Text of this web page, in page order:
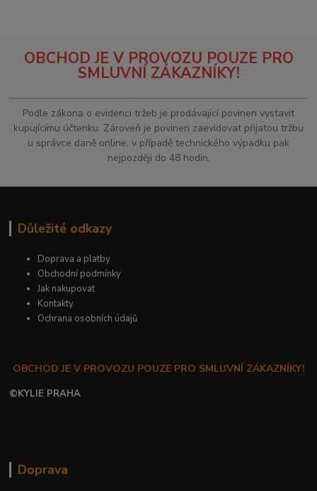
OBCHOD JE V PROVOZU POUZE PRO
SMLUVNÍ ZÁKAZNÍKY!
Podle zákona o evidenci tržeb je prodávající povinen vystavit
kupujícímu účtenku. Zároveň je povinen zaevidovat přijatou tržbu
u správce daně online, v případě technického výpadku pak
nejpozději do 48 hodin.
Důležité odkazy
Doprava a platby
Obchodní podmínky
Jak nakupovat
Kontakty
Ochrana osobních údajů
OBCHOD JE V PROVOZU POUZE PRO SMLUVNÍ ZÁKAZNÍKY!
©KYLIE PRAHA
Doprava